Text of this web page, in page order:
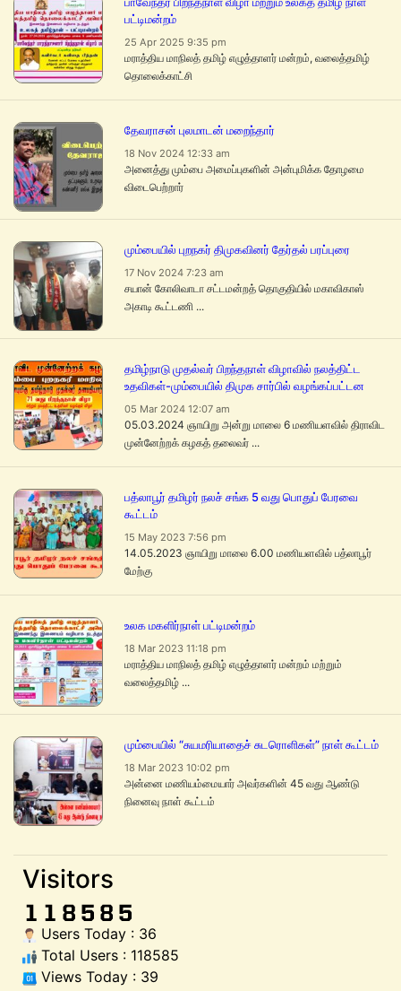
பட்டிமன்றம்
25 Apr 2025 9:35 pm
மராத்திய மாநிலத் தமிழ் எழுத்தாளர் மன்றம், வலைத்தமிழ்
தொலைக்காட்சி
தேவராசன் புலமாடன் மறைந்தார்
18 Nov 2024 12:33 am
அனைத்து மும்பை அமைப்புகளின் அன்புமிக்க தோழமை
விடைபெற்றார்
மும்பையில் புறநகர் திமுகவினர் தேர்தல் பரப்புரை
17 Nov 2024 7:23 am
சயான் கோலிவாடா சட்டமன்றத் தொகுதியில் மகாவிகாஸ்
அகாடி கூட்டணி ...
தமிழ்நாடு முதல்வர் பிறந்தநாள் விழாவில் நலத்திட்ட
உதவிகள்-மும்பையில் திமுக சார்பில் வழங்கப்பட்டன
05 Mar 2024 12:07 am
05.03.2024 ஞாயிறு அன்று மாலை 6 மணியளவில் திராவிட
முன்னேற்றக் கழகத் தலைவர் ...
பத்லாபூர் தமிழர் நலச் சங்க 5 வது பொதுப் பேரவை
கூட்டம்
15 May 2023 7:56 pm
14.05.2023 ஞாயிறு மாலை 6.00 மணியளவில் பத்லாபூர்
மேற்கு
உலக மகளிர்நாள் பட்டிமன்றம்
18 Mar 2023 11:18 pm
மராத்திய மாநிலத் தமிழ் எழுத்தாளர் மன்றம் மற்றும்
வலைத்தமிழ் ...
மும்பையில் “சுயமரியாதைச் சுடரொளிகள்” நாள் கூட்டம்
18 Mar 2023 10:02 pm
அன்னை மணியம்மையார் அவர்களின் 45 வது ஆண்டு
நினைவு நாள் கூட்டம்
Visitors
Users Today : 36
Total Users : 118585
Views Today : 39